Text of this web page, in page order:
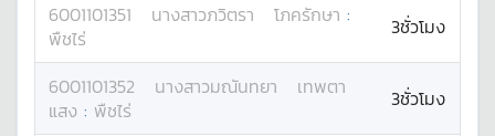
6001101351 นางสาวภวิตรา โภครักษา :
พืชไร่
3ชั่วโมง
6001101352 นางสาวมณันทยา
เทพตา
แสง : พืชไร่ 3ชั่วโมง